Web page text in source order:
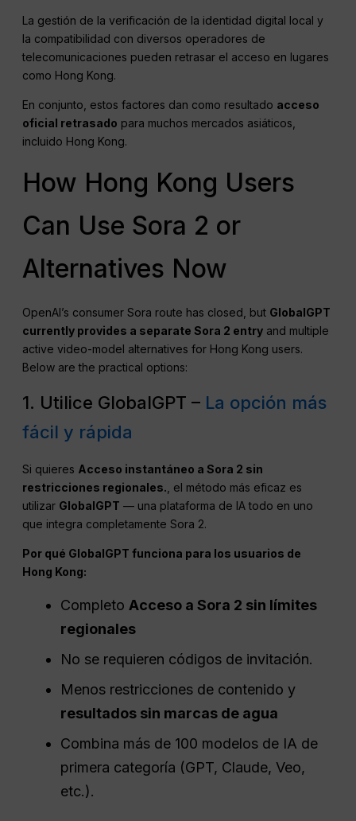
La gestión de la verificación de la identidad digital local y
la compatibilidad con diversos operadores de
telecomunicaciones pueden retrasar el acceso en lugares
como Hong Kong.
En conjunto, estos factores dan como resultado acceso
oficial retrasado para muchos mercados asiáticos,
incluido Hong Kong.
How Hong Kong Users
Can Use Sora 2 or
Alternatives Now
OpenAI’s consumer Sora route has closed, but GlobalGPT
currently provides a separate Sora 2 entry and multiple
active video-model alternatives for Hong Kong users.
Below are the practical options:
1. Utilice GlobalGPT – La opción más
fácil y rápida
Si quieres Acceso instantáneo a Sora 2 sin
restricciones regionales. , el método más eficaz es
utilizar GlobalGPT — una plataforma de IA todo en uno
que integra completamente Sora 2.
Por qué GlobalGPT funciona para los usuarios de
Hong Kong:
Completo Acceso a Sora 2 sin límites
regionales
No se requieren códigos de invitación.
Menos restricciones de contenido y
resultados sin marcas de agua
Combina más de 100 modelos de IA de
primera categoría (GPT, Claude, Veo,
etc.).